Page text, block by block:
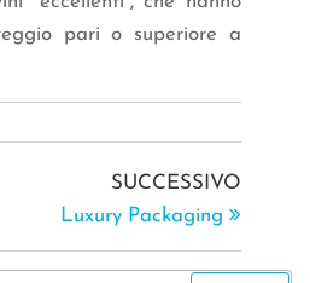
pari o superiore a
SUCCESSIVO
Luxury Packaging